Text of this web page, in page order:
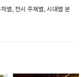
별, 전시 주제별, 시대별 분